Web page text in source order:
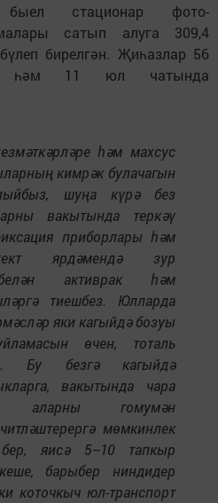
быел стационар фото-
сатып алуга 309,4
бирелгән. Җиһазлар 56
һәм 11 юл чатында
һәм махсус
кимрәк булачагын
шуңа күрә без
вакытында теркәү
приборлары һәм
ярдәмендә зур
активрак һәм
тиешбез. Юлларда
яки кагыйдә бозуы
өчен, тоталь
Бу безгә кагыйдә
вакытында чара
аларны гомумән
мөмкинлек
яисә 5–10 тапкыр
барыбер ниндидер
коточкыч юл-транспорт